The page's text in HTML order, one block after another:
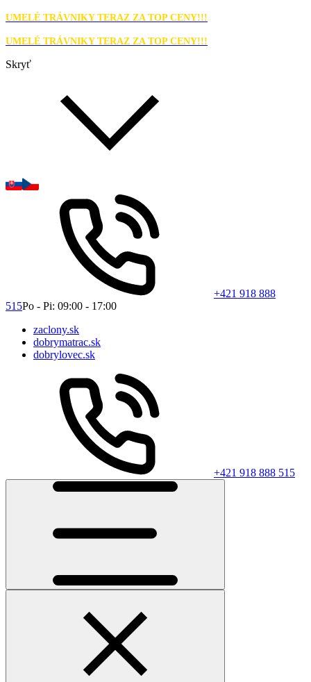
UMELÉ TRÁVNIKY TERAZ ZA TOP CENY!!!
UMELÉ TRÁVNIKY TERAZ ZA TOP CENY!!!
Skryť
+421 918 888
515Po - Pi: 09:00 - 17:00
zaclony.sk
dobrymatrac.sk
dobrylovec.sk
+421 918 888 515